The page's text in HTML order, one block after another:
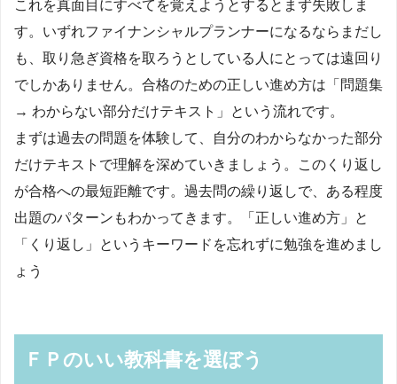
これを真面目にすべてを覚えようとするとまず失敗しま
す。いずれファイナンシャルプランナーになるならまだし
も、取り急ぎ資格を取ろうとしている人にとっては遠回り
でしかありません。合格のための正しい進め方は「問題集
→ わからない部分だけテキスト」という流れです。
まずは過去の問題を体験して、自分のわからなかった部分
だけテキストで理解を深めていきましょう。このくり返し
が合格への最短距離です。過去問の繰り返しで、ある程度
出題のパターンもわかってきます。「正しい進め方」と
「くり返し」というキーワードを忘れずに勉強を進めまし
ょう
ＦＰのいい教科書を選ぼう